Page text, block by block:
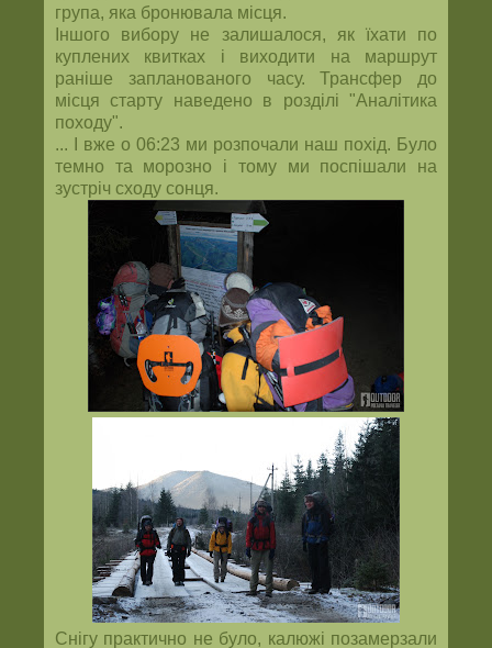
група, яка бронювала місця.
Іншого вибору не залишалося, як їхати по
куплених квитках і виходити на маршрут
раніше запланованого часу. Трансфер до
місця старту наведено в розділі "Аналітика
походу".
... І вже о 06:23 ми розпочали наш похід. Було
темно та морозно і тому ми поспішали на
зустріч сходу сонця.
Снігу практично не було, калюжі позамерзали